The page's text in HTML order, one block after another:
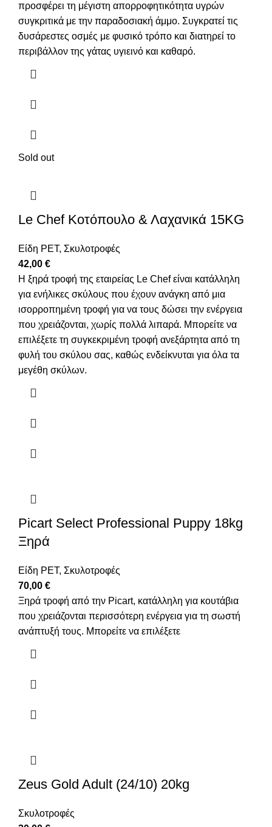
προσφέρει τη μέγιστη απορροφητικότητα υγρών
συγκριτικά με την παραδοσιακή άμμο. Συγκρατεί τις
δυσάρεστες οσμές με φυσικό τρόπο και διατηρεί το
περιβάλλον της γάτας υγιεινό και καθαρό.
Sold out
Le Chef Κοτόπουλο & Λαχανικά 15KG
Είδη PET, Σκυλοτροφές
42,00 €
Η ξηρά τροφή της εταιρείας Le Chef είναι κατάλληλη
για ενήλικες σκύλους που έχουν ανάγκη από μια
ισορροπημένη τροφή για να τους δώσει την ενέργεια
που χρειάζονται, χωρίς πολλά λιπαρά. Μπορείτε να
επιλέξετε τη συγκεκριμένη τροφή ανεξάρτητα από τη
φυλή του σκύλου σας, καθώς ενδείκνυται για όλα τα
μεγέθη σκύλων.
Picart Select Professional Puppy 18kg
Ξηρά
Είδη PET, Σκυλοτροφές
70,00 €
Ξηρά τροφή από την Picart, κατάλληλη για κουτάβια
που χρειάζονται περισσότερη ενέργεια για τη σωστή
ανάπτυξή τους. Μπορείτε να επιλέξετε
Zeus Gold Adult (24/10) 20kg
Σκυλοτροφές